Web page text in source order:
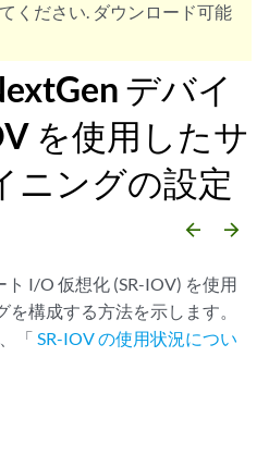
ください. ダウンロード可能
デバイ
を使用したサ
ニングの設定
arrow_backward arrow_forward
I/O 仮想化 (SR-IOV) を使用
を構成する方法を示します。
「 SR-IOV の使用状況につい